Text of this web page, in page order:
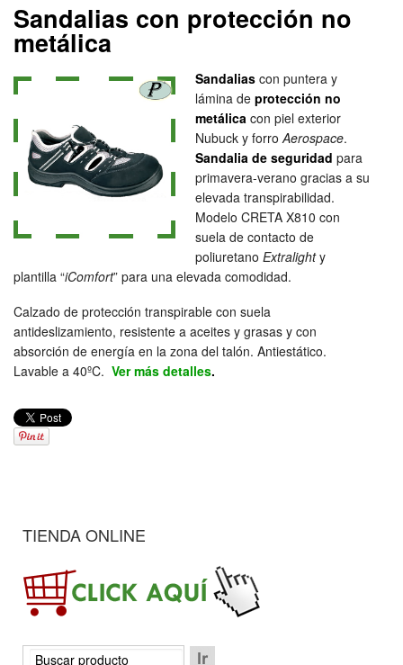
Sandalias con protección no
metálica
Sandalias con puntera y
lámina de protección no
metálica con piel exterior
Nubuck y forroAerospace.
Sandalia de seguridad para
primavera-verano gracias a su
elevada transpirabilidad.
Modelo CRETA X810 con
suela de contacto de
poliuretano Extralighty
plantilla “iComfort” para una elevada comodidad.
Calzado de protección transpirable con suela
antideslizamiento, resistente a aceites y grasas y con
absorción de energía en la zona del talón. Antiestático.
Lavable a 40ºC. Ver más detalles.
TIENDA ONLINE